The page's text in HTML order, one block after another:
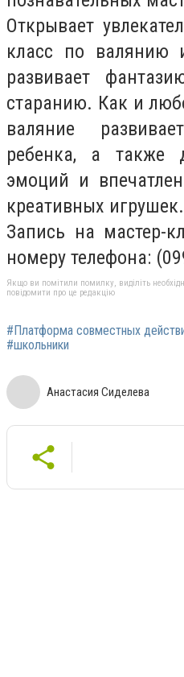
Открывает
класс по валянию
развивает
старанию. Как и
валяние
ребенка, а также
эмоций и
креативных игрушек.
Запись на мастер-
номеру телефона:
Якщо ви помітили помилку, виділіть
повідомити про це редакцію
#Платформа совместных
#школьники
Анастасия Сиделева